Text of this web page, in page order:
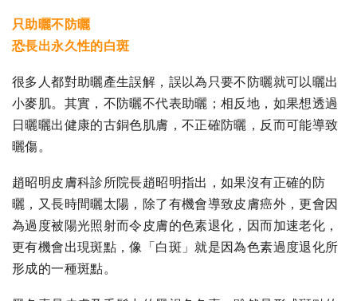
只助曬不防曬
恐長出永久性的白斑
很多人都對助曬產生誤解，誤以為只要不防曬就可以曬出
小麥肌。其實，不防曬不代表助曬；相反地，如果想透過
日曬曬出健康的古銅色肌膚，不正確防曬，反而可能導致
曬傷。
趙昭明皮膚科診所院長趙昭明指出，如果沒有正確的防
曬，又長時間曬太陽，除了有機會導致皮膚癌外，更會因
為過度被陽光照射而令皮膚的色素退化，因而加速老化，
更有機會出現斑點，像「白斑」就是因為色素過度退化所
形成的一種斑點。